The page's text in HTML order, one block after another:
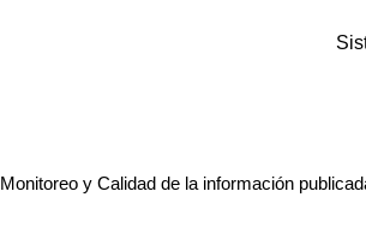
Monitoreo y Calidad de la información